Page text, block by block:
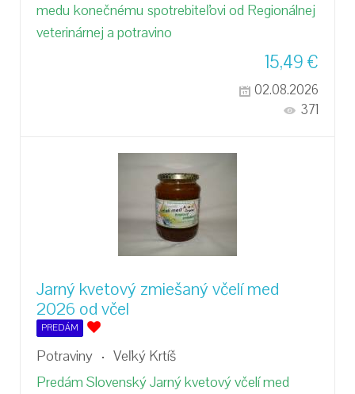
medu konečnému spotrebiteľovi od Regionálnej
veterinárnej a potravino
15,49€
02.08.2026
371
Jarný kvetový zmiešaný včelí med
2026 od včel
PREDÁM
Potraviny
Veľký Krtíš
Predám Slovenský Jarný kvetový včelí med